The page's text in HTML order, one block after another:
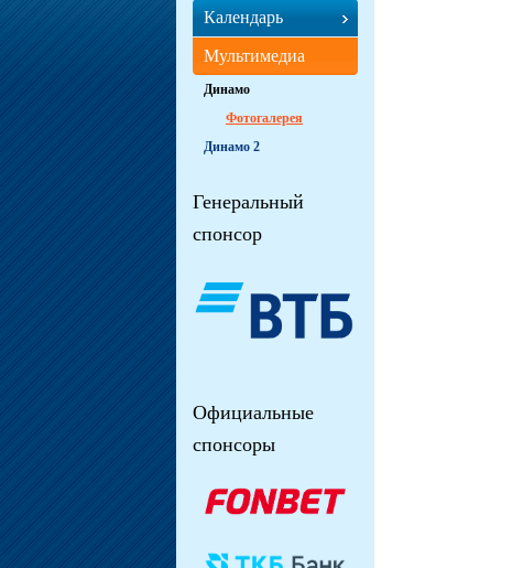
Календарь
Мультимедиа
Динамо
Фотогалерея
Динамо 2
Генеральный
спонсор
Официальные
спонсоры